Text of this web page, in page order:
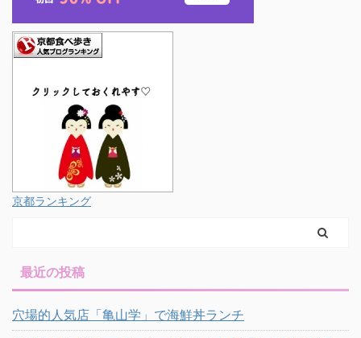
京都ランキング
最近の投稿
穴場的人気店「亀山学」で海鮮丼ランチ